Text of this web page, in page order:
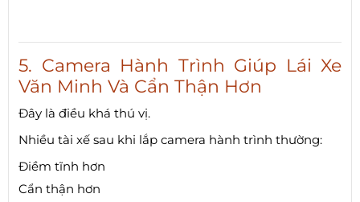
5. Camera Hành Trình Giúp Lái Xe
Văn Minh Và Cẩn Thận Hơn
Đây là điều khá thú vị.
Nhiều tài xế sau khi lắp camera hành trình thường:
Điềm tĩnh hơn
Cẩn thận hơn